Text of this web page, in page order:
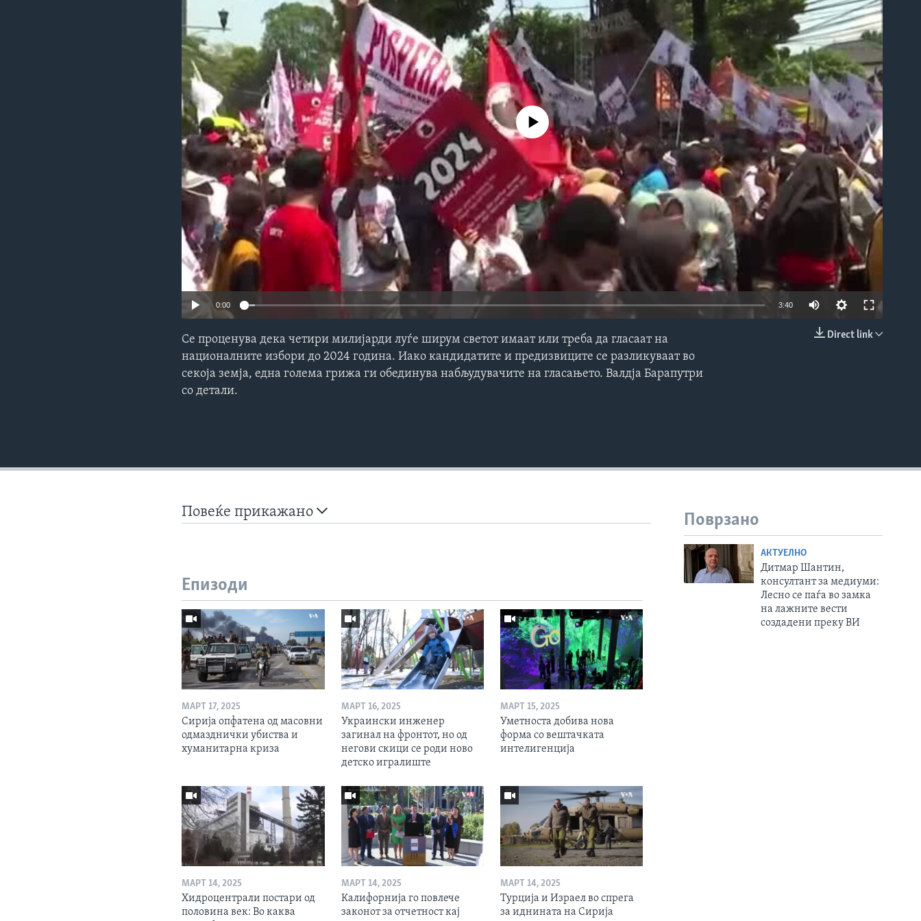
No media source currently available
0:00 3:40
Direct link
Се проценува дека четири милијарди луѓе ширум светот имаат или треба да гласаат на
националните избори до 2024 година. Иако кандидатите и предизвиците се разликуваат во
секоја земја, една голема грижа ги обединува набљудувачите на гласањето. Валдја Барапутри
со детали.
Повеќе прикажано Поврзано
АКТУЕЛНО
Дитмар Шантин,
консултант за медиуми:
Лесно се паѓа во замка
на лажните вести
создадени преку ВИ
Епизоди
МАРТ 17, 2025
Сирија опфатена од масовни
одмазднички убиства и
хуманитарна криза
МАРТ 16, 2025
Украински инженер
загинал на фронтот, но од
негови скици се роди ново
детско игралиште
МАРТ 15, 2025
Уметноста добива нова
форма со вештачката
интелигенција
МАРТ 14, 2025
Хидроцентрали постари од
половина век: Во каква
МАРТ 14, 2025
Калифорнија го повлече
законот за отчетност кај
МАРТ 14, 2025
Турција и Израел во спрега
за иднината на Сирија